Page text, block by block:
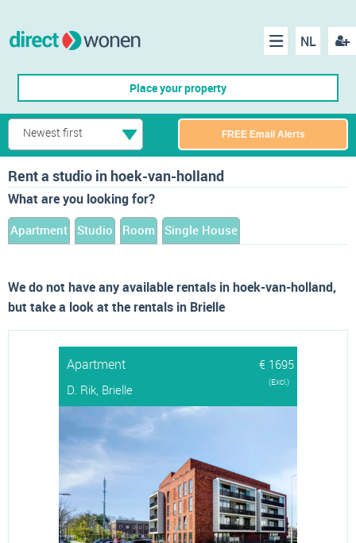
NL
Menu
Place your property
Newest first FREE Email Alerts
Rent a studio in hoek-van-holland
What are you looking for?
Apartment Studio Room Single House
We do not have any available rentals in hoek-van-holland,
but take a look at the rentals in Brielle
Apartment
€ 1695
D. Rik, Brielle
(Excl.)